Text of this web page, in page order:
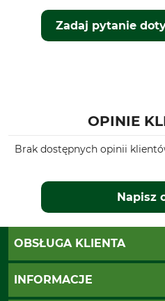
Zadaj pytanie
OPINIE
Brak dostępnych opinii
Napisz
OBSŁUGA KLIENTA
Katalogi Grube
INFORMACJE